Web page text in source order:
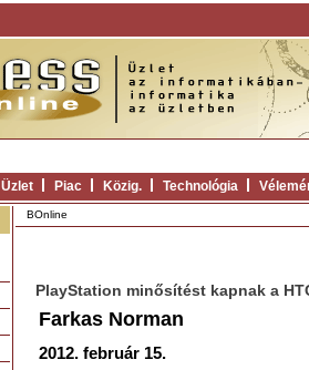
Üzlet Piac Közig. Technológia
BOnline
PlayStation minősítést kapnak a
Farkas Norman
2012. február 15.